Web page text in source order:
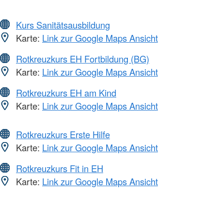
Kurs Sanitätsausbildung
Karte: Link zur Google Maps Ansicht
Rotkreuzkurs EH Fortbildung (BG)
Karte: Link zur Google Maps Ansicht
Rotkreuzkurs EH am Kind
Karte: Link zur Google Maps Ansicht
Rotkreuzkurs Erste Hilfe
Karte: Link zur Google Maps Ansicht
Rotkreuzkurs Fit in EH
Karte: Link zur Google Maps Ansicht